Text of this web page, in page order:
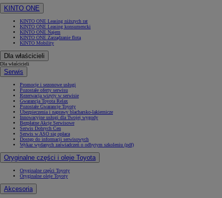
KINTO ONE
KINTO ONE Leasing niższych rat
KINTO ONE Leasing konsumencki
KINTO ONE Najem
KINTO ONE Zarządzanie flotą
KINTO Mobility
Dla właścicieli
Dla właścicieli
Serwis
Promocje i sezonowe usługi
Pozostałe oferty serwisu
Rezerwacja wizyty w serwisie
Gwarancja Toyota Relax
Pozostałe Gwarancje Toyoty
Ubezpieczenia i naprawy blacharsko-lakiernicze
Innowacyjne usługi dla Twojej wygody
Bezpłatne Akcje Serwisowe
Serwis Dobrych Cen
Serwis w ASO się opłaca
Dostęp do informacji serwisowych
Wykaz wydanych zaświadczeń o odbytym szkoleniu (pdf)
Oryginalne części i oleje Toyota
Oryginalne części Toyoty
Oryginalne oleje Toyoty
Akcesoria